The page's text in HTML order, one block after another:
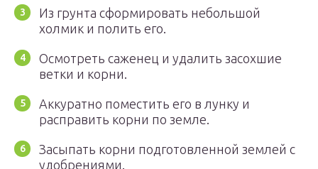
Из грунта сформировать небольшой
холмик и полить его.
Осмотреть саженец и удалить засохшие
ветки и корни.
Аккуратно поместить его в лунку и
расправить корни по земле.
Засыпать корни подготовленной землей с
удобрениями.